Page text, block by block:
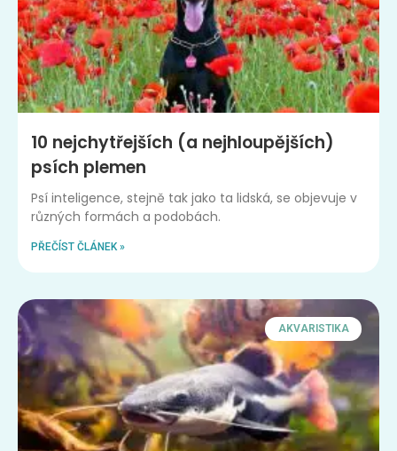
10 nejchytřejších (a nejhloupějších)
psích plemen
Psí inteligence, stejně tak jako ta lidská, se objevuje v
různých formách a podobách.
PŘEČÍST ČLÁNEK »
AKVARISTIKA